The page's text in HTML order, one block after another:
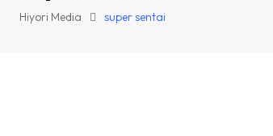
Hiyori Media super sentai